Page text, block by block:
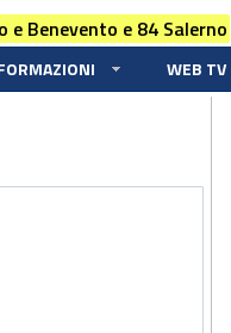
e Benevento e 84 Salerno
WEB TV